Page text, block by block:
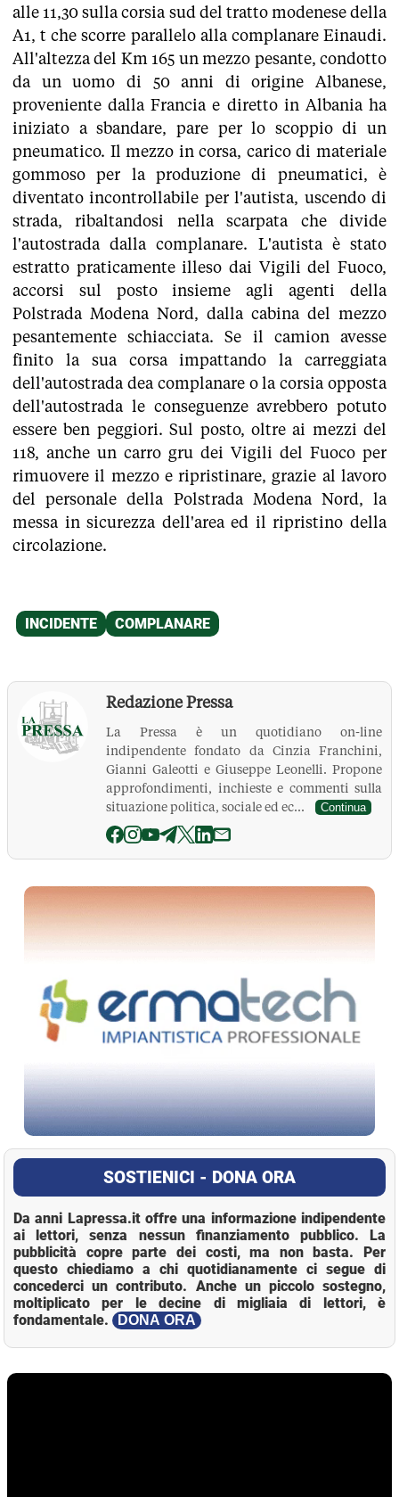
alle 11,30 sulla corsia sud del tratto modenese della
A1, t che scorre parallelo alla complanare Einaudi.
All'altezza del Km 165 un mezzo pesante, condotto
da un uomo di 50 anni di origine Albanese,
proveniente dalla Francia e diretto in Albania ha
iniziato a sbandare, pare per lo scoppio di un
pneumatico. Il mezzo in corsa, carico di materiale
gommoso per la produzione di pneumatici, è
diventato incontrollabile per l'autista, uscendo di
strada, ribaltandosi nella scarpata che divide
l'autostrada dalla complanare. L'autista è stato
estratto praticamente illeso dai Vigili del Fuoco,
accorsi sul posto insieme agli agenti della
Polstrada Modena Nord, dalla cabina del mezzo
pesantemente schiacciata. Se il camion avesse
finito la sua corsa impattando la carreggiata
dell'autostrada dea complanare o la corsia opposta
dell'autostrada le conseguenze avrebbero potuto
essere ben peggiori. Sul posto, oltre ai mezzi del
118, anche un carro gru dei Vigili del Fuoco per
rimuovere il mezzo e ripristinare, grazie al lavoro
del personale della Polstrada Modena Nord, la
messa in sicurezza dell'area ed il ripristino della
circolazione.
Redazione Pressa
La Pressa è un quotidiano on-line
indipendente fondato da Cinzia Franchini,
Gianni Galeotti e Giuseppe Leonelli. Propone
approfondimenti, inchieste e commenti sulla
situazione politica, sociale ed ec...
Continua
La Pressa
SOSTIENICI - DONA ORA
Da anni Lapressa.it offre una informazione indipendente
ai lettori, senza nessun finanziamento pubblico. La
pubblicità copre parte dei costi, ma non basta. Per
questo chiediamo a chi quotidianamente ci segue di
concederci un contributo. Anche un piccolo sostegno,
moltiplicato per le decine di migliaia di lettori, è
fondamentale.
DONA ORA